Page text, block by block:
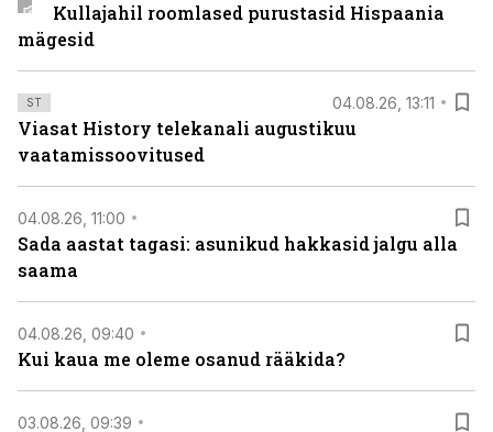
Kullajahil roomlased purustasid Hispaania
mägesid
ST 04.08.26, 13:11
Viasat History telekanali augustikuu
vaatamissoovitused
04.08.26, 11:00
Sada aastat tagasi: asunikud hakkasid jalgu alla
saama
04.08.26, 09:40
Kui kaua me oleme osanud rääkida?
03.08.26, 09:39